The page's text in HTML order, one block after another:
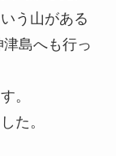
う山がある
島へも行っ
。
た。